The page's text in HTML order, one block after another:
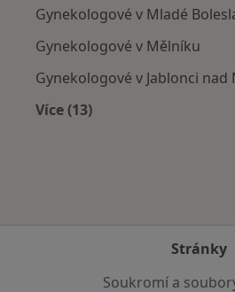
Gynekologové v Mladé
Gynekologové v Mělníku
Gynekologové v Jablonci nad
Více (13)
Stránky
Soukromí a